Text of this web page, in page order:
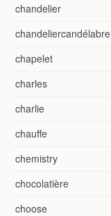
chandelier
chandeliercandélabre
chapelet
charles
charlie
chauffe
chemistry
chocolatière
choose